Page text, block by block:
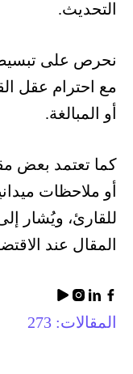
التحديث.
نحرص على تبسيط
مع احترام عقل
أو المبالغة.
كما تعتمد بعض
أو ملاحظات
للقارئ، ويُشار
المقال عند
المقالات: 273